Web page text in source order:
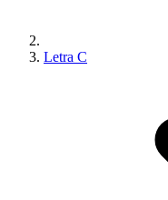
Letra C